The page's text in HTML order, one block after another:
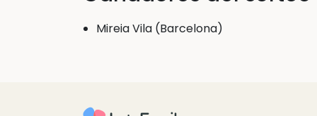
Mireia Vila (Barcelona)